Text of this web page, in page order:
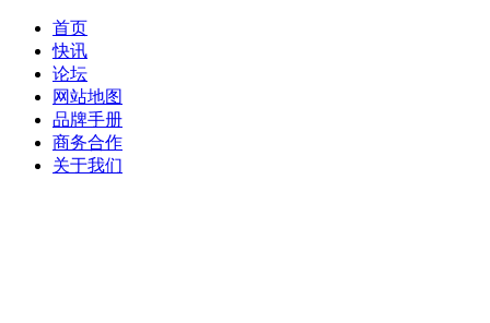
首页
快讯
论坛
网站地图
品牌手册
商务合作
关于我们